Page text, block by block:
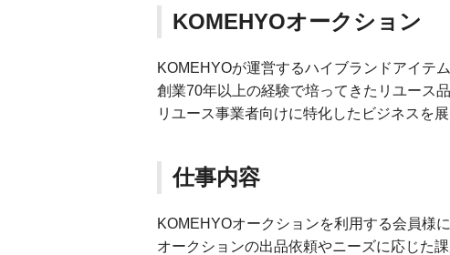
KOMEHYOオークション
KOMEHYOが運営するハイブランドアイテ
創業70年以上の経験で培ってきたリユース
リユース事業者向けに特化したビジネスを展
仕事内容
KOMEHYOオークションを利用する会員様に
オークションの出品依頼やニーズに応じた